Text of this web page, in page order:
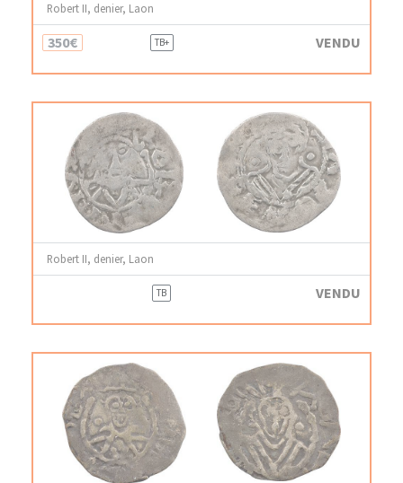
Robert II, denier, Laon
350€ TB+ VENDU
Robert II, denier, Laon
TB VENDU